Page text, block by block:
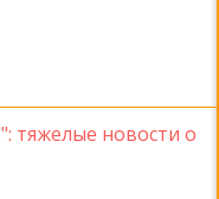
тяжелые новости о